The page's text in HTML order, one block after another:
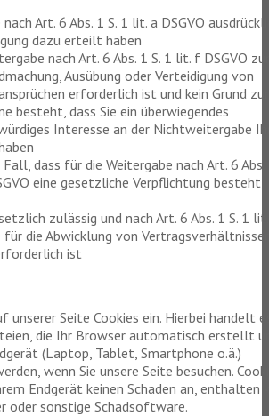
nach Art. 6 Abs. 1 S. 1 lit. a DSGVO
dazu erteilt haben
nach Art. 6 Abs. 1 S. 1 lit. f DSGVO zur
Ausübung oder Verteidigung von
erforderlich ist und kein Grund zur
besteht, dass Sie ein überwiegendes
Interesse an der Nichtweitergabe
dass für die Weitergabe nach Art. 6 Abs.
eine gesetzliche Verpflichtung besteht,
zulässig und nach Art. 6 Abs. 1 S. 1
für die Abwicklung von
ist
unserer Seite Cookies ein. Hierbei handelt
die Ihr Browser automatisch erstellt
(Laptop, Tablet, Smartphone o.ä.)
wenn Sie unsere Seite besuchen.
Endgerät keinen Schaden an, enthalten
oder sonstige Schadsoftware.